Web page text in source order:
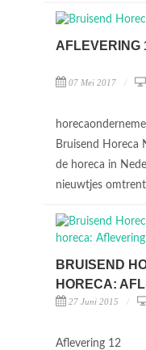
AFLEVERING
07 Mei 2017
Bruisend Horeca
de horeca in
nieuwtjes
BRUISEND
HORECA:
27 Juni 2015
Aflevering 12